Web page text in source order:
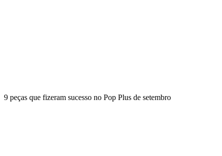
9 peças que fizeram sucesso no Pop Plus de setembro